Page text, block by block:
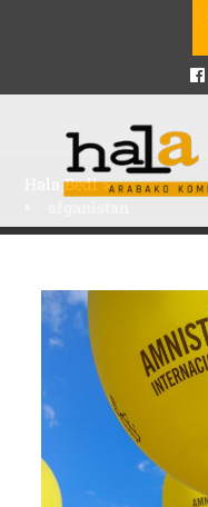
Hala Bedi>